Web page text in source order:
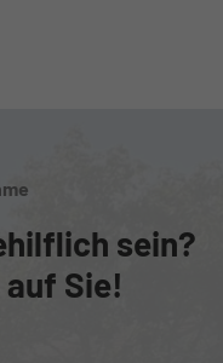
sein?
auf Sie!